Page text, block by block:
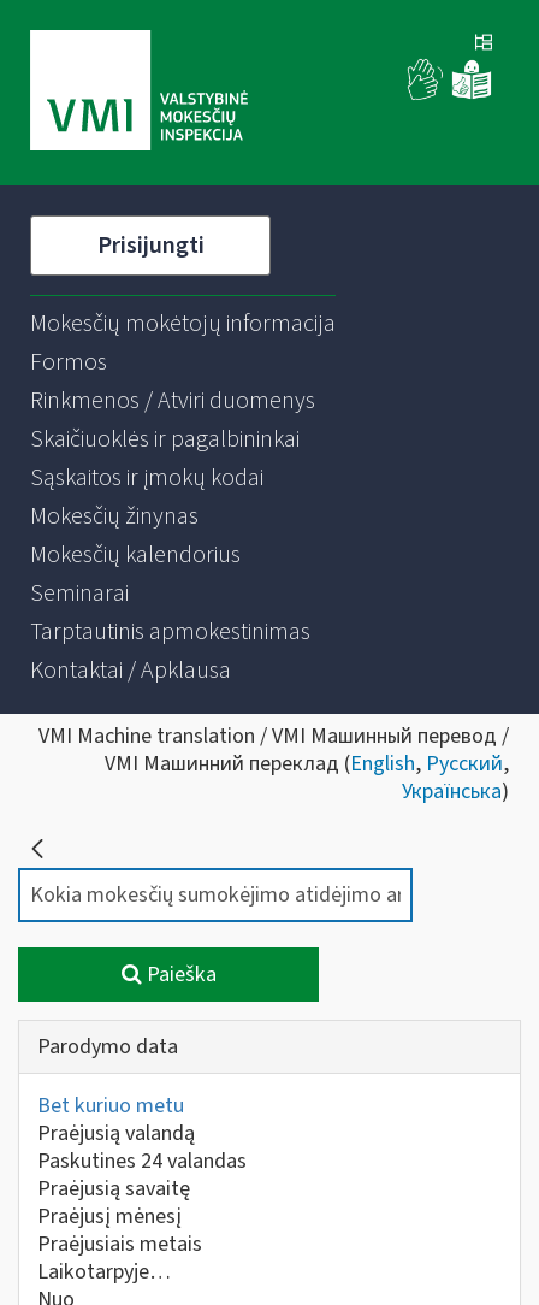
Prisijungti
Mokesčių mokėtojų informacija
Formos
Rinkmenos / Atviri duomenys
Skaičiuoklės ir pagalbininkai
Sąskaitos ir įmokų kodai
Mokesčių žinynas
Mokesčių kalendorius
Seminarai
Tarptautinis apmokestinimas
Kontaktai / Apklausa
VMI Machine translation / VMI Машинный перевод /
VMI Машинний переклад (English, Русский,
Українська)
Paieška
Parodymo data
Bet kuriuo metu
Praėjusią valandą
Paskutines 24 valandas
Praėjusią savaitę
Praėjusį mėnesį
Praėjusiais metais
Laikotarpyje…